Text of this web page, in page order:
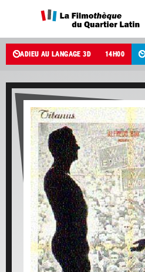
ADIEU AU LANGAGE 3D 14 H00